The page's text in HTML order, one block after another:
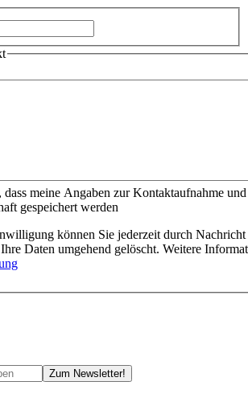
meine Angaben zur Kontaktaufnahme
gespeichert werden
können Sie jederzeit durch
Daten umgehend gelöscht. Weitere
Zum Newsletter!